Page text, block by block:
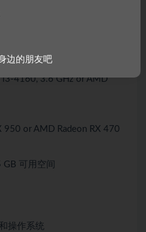
操作系统
10 64-bit
4160, 3.6 GHz or AMD
950 or AMD Radeon RX 470
GB 可用空间
操作系统
边的朋友吧